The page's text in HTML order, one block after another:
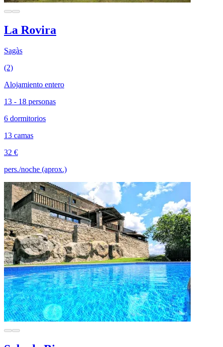
La Rovira
Sagàs
(2)
Alojamiento entero
13 - 18 personas
6 dormitorios
13 camas
32 €
pers./noche (aprox.)